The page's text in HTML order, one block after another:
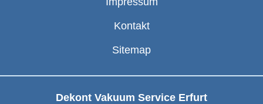
Kontakt
Sitemap
Dekont Vakuum Service Erfurt